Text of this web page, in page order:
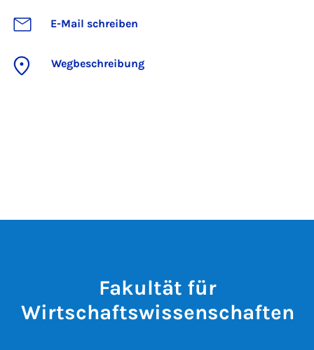
E-Mail schreiben
Wegbeschreibung
Fakultät für
Wirtschaftswissenschaften